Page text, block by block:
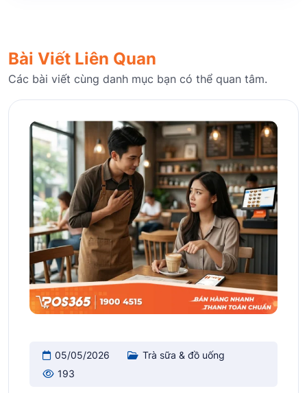
Bài Viết Liên Quan
Các bài viết cùng danh mục bạn có thể quan tâm.
05/05/2026
Trà sữa & đồ uống
193